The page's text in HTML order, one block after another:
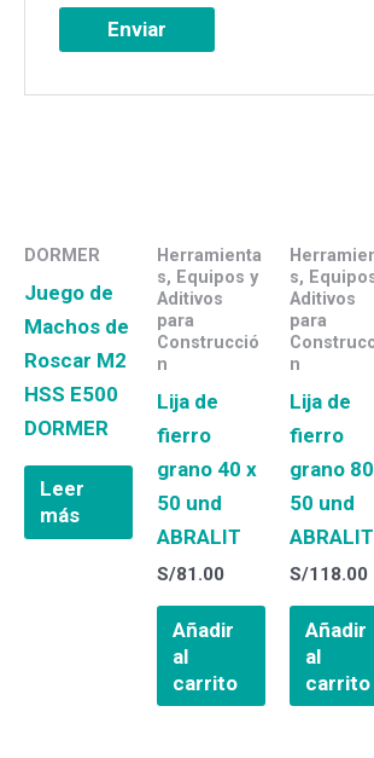
DORMER
Juego de
Machos de
Roscar M2
HSS E500
DORMER
Leer
más
Herramienta
s, Equipos y
Aditivos
para
Construcció
n
Lija de
fierro
grano 40 x
50 und
ABRALIT
S/81.00
Añadir
al
carrito
s,
Aditivos
para
n
Lija de
fierro
grano
50 und
ABRALIT
S/118.00
Añadir
al
carrito